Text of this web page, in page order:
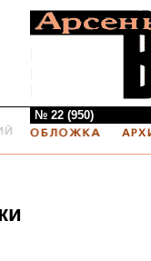
№ 22 (950)